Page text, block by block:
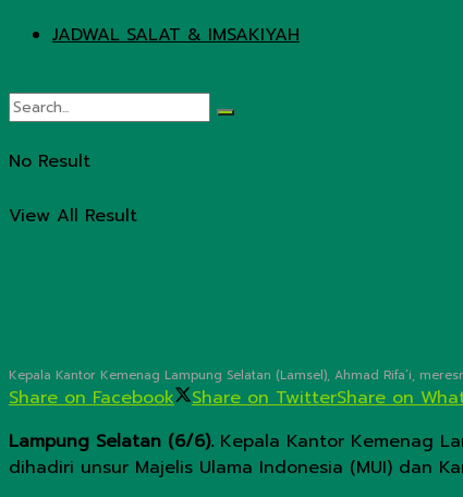
JADWAL SALAT & IMSAKIYAH
No Result
View All Result
Kepala Kantor Kemenag Lampung Selatan (Lamsel), Ahmad Rifa’i,
Share on Facebook Share on TwitterShare on
Lampung Selatan (6/6). Kepala Kantor Kemenag
dihadiri unsur Majelis Ulama Indonesia (MUI) dan